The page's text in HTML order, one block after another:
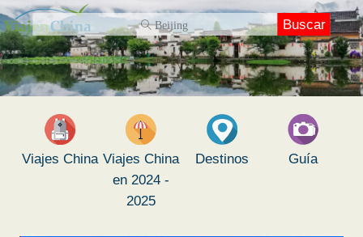
Buscar
Viajes China Viajes China
en 2024 -
2025
Destinos Guía